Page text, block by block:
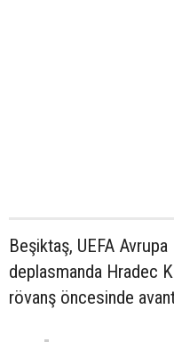
Beşiktaş, UEFA
deplasmanda Hradec
rövanş öncesinde